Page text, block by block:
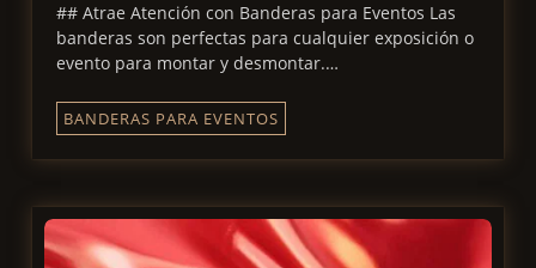
## Atrae Atención con Banderas para Eventos Las
banderas son perfectas para cualquier exposición o
evento para montar y desmontar.…
BANDERAS PARA EVENTOS